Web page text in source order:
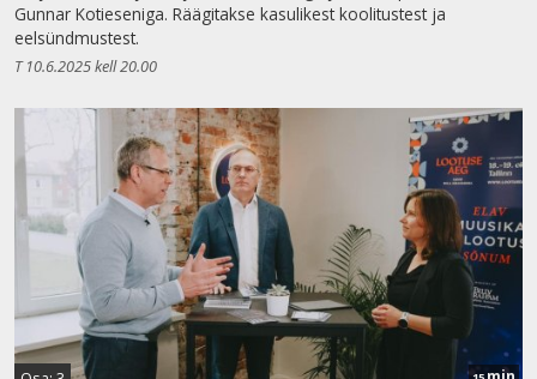
Gunnar Kotieseniga. Räägitakse kasulikest koolitustest ja
eelsündmustest.
T 10.6.2025 kell 20.00